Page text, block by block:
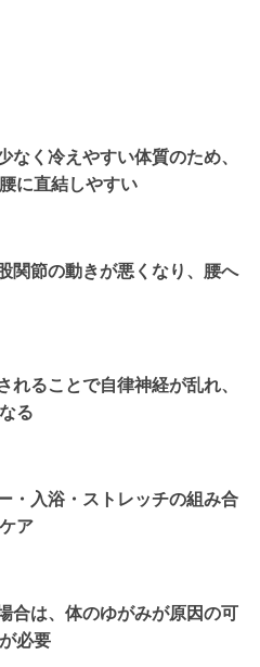
く冷えやすい体質のため、
に直結しやすい
関節の動きが悪くなり、腰へ
ることで自律神経が乱れ、
る
・入浴・ストレッチの組み合
ア
合は、体のゆがみが原因の可
必要